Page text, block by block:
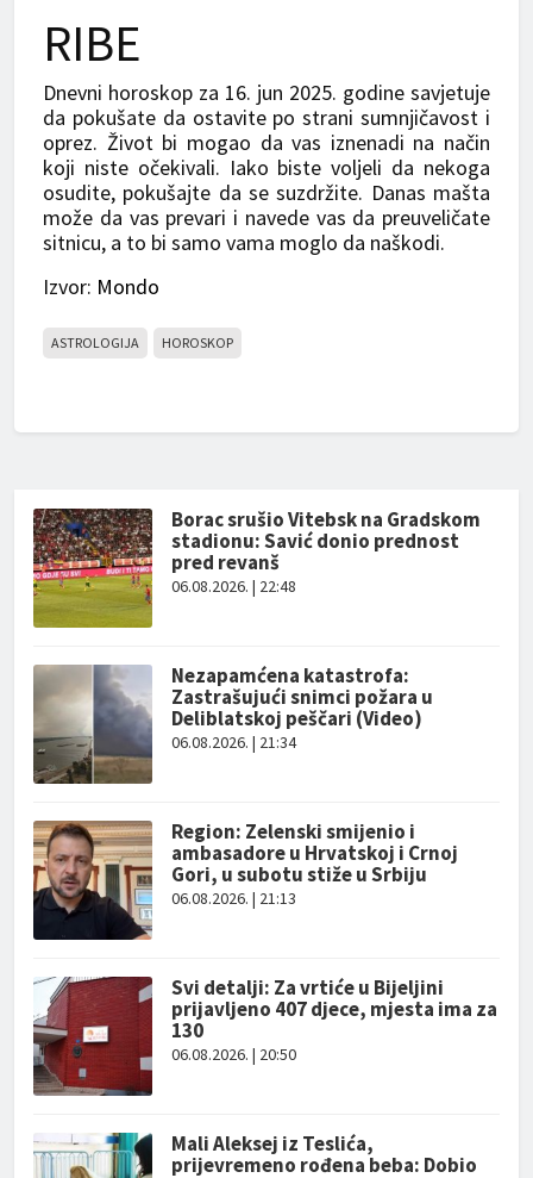
RIBE
Dnevni horoskop za 16. jun 2025. godine savjetuje
da pokušate da ostavite po strani sumnjičavost i
oprez. Život bi mogao da vas iznenadi na način
koji niste očekivali. Iako biste voljeli da nekoga
osudite, pokušajte da se suzdržite. Danas mašta
može da vas prevari i navede vas da preuveličate
sitnicu, a to bi samo vama moglo da naškodi.
Izvor: Mondo
ASTROLOGIJA HOROSKOP
Borac srušio Vitebsk na Gradskom
stadionu: Savić donio prednost
pred revanš
06.08.2026. | 22:48
Nezapamćena katastrofa:
Zastrašujući snimci požara u
Deliblatskoj peščari (Video)
06.08.2026. | 21:34
Region: Zelenski smijenio i
ambasadore u Hrvatskoj i Crnoj
Gori, u subotu stiže u Srbiju
06.08.2026. | 21:13
Svi detalji: Za vrtiće u Bijeljini
prijavljeno 407 djece, mjesta ima za
130
06.08.2026. | 20:50
Mali Aleksej iz Teslića,
prijevremeno rođena beba: Dobio